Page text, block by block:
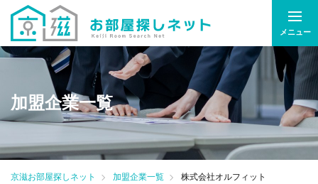
メニュー
加盟企業一覧
京滋お部屋探しネット 加盟企業一覧 株式会社オルフィット